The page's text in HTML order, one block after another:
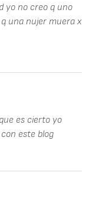
yo no creo q uno
una nujer muera x
es cierto yo
este blog